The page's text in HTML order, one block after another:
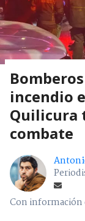
incendio
Quilicura
combate
Con información